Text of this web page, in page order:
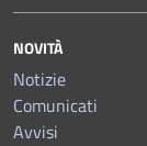
NOVITÀ
Notizie
Comunicati
Avvisi